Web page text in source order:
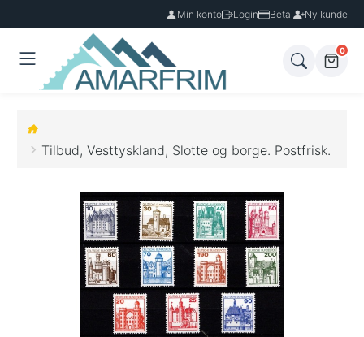
Min konto Login Betal Ny kunde
0
Tilbud, Vesttyskland, Slotte og borge. Postfrisk.